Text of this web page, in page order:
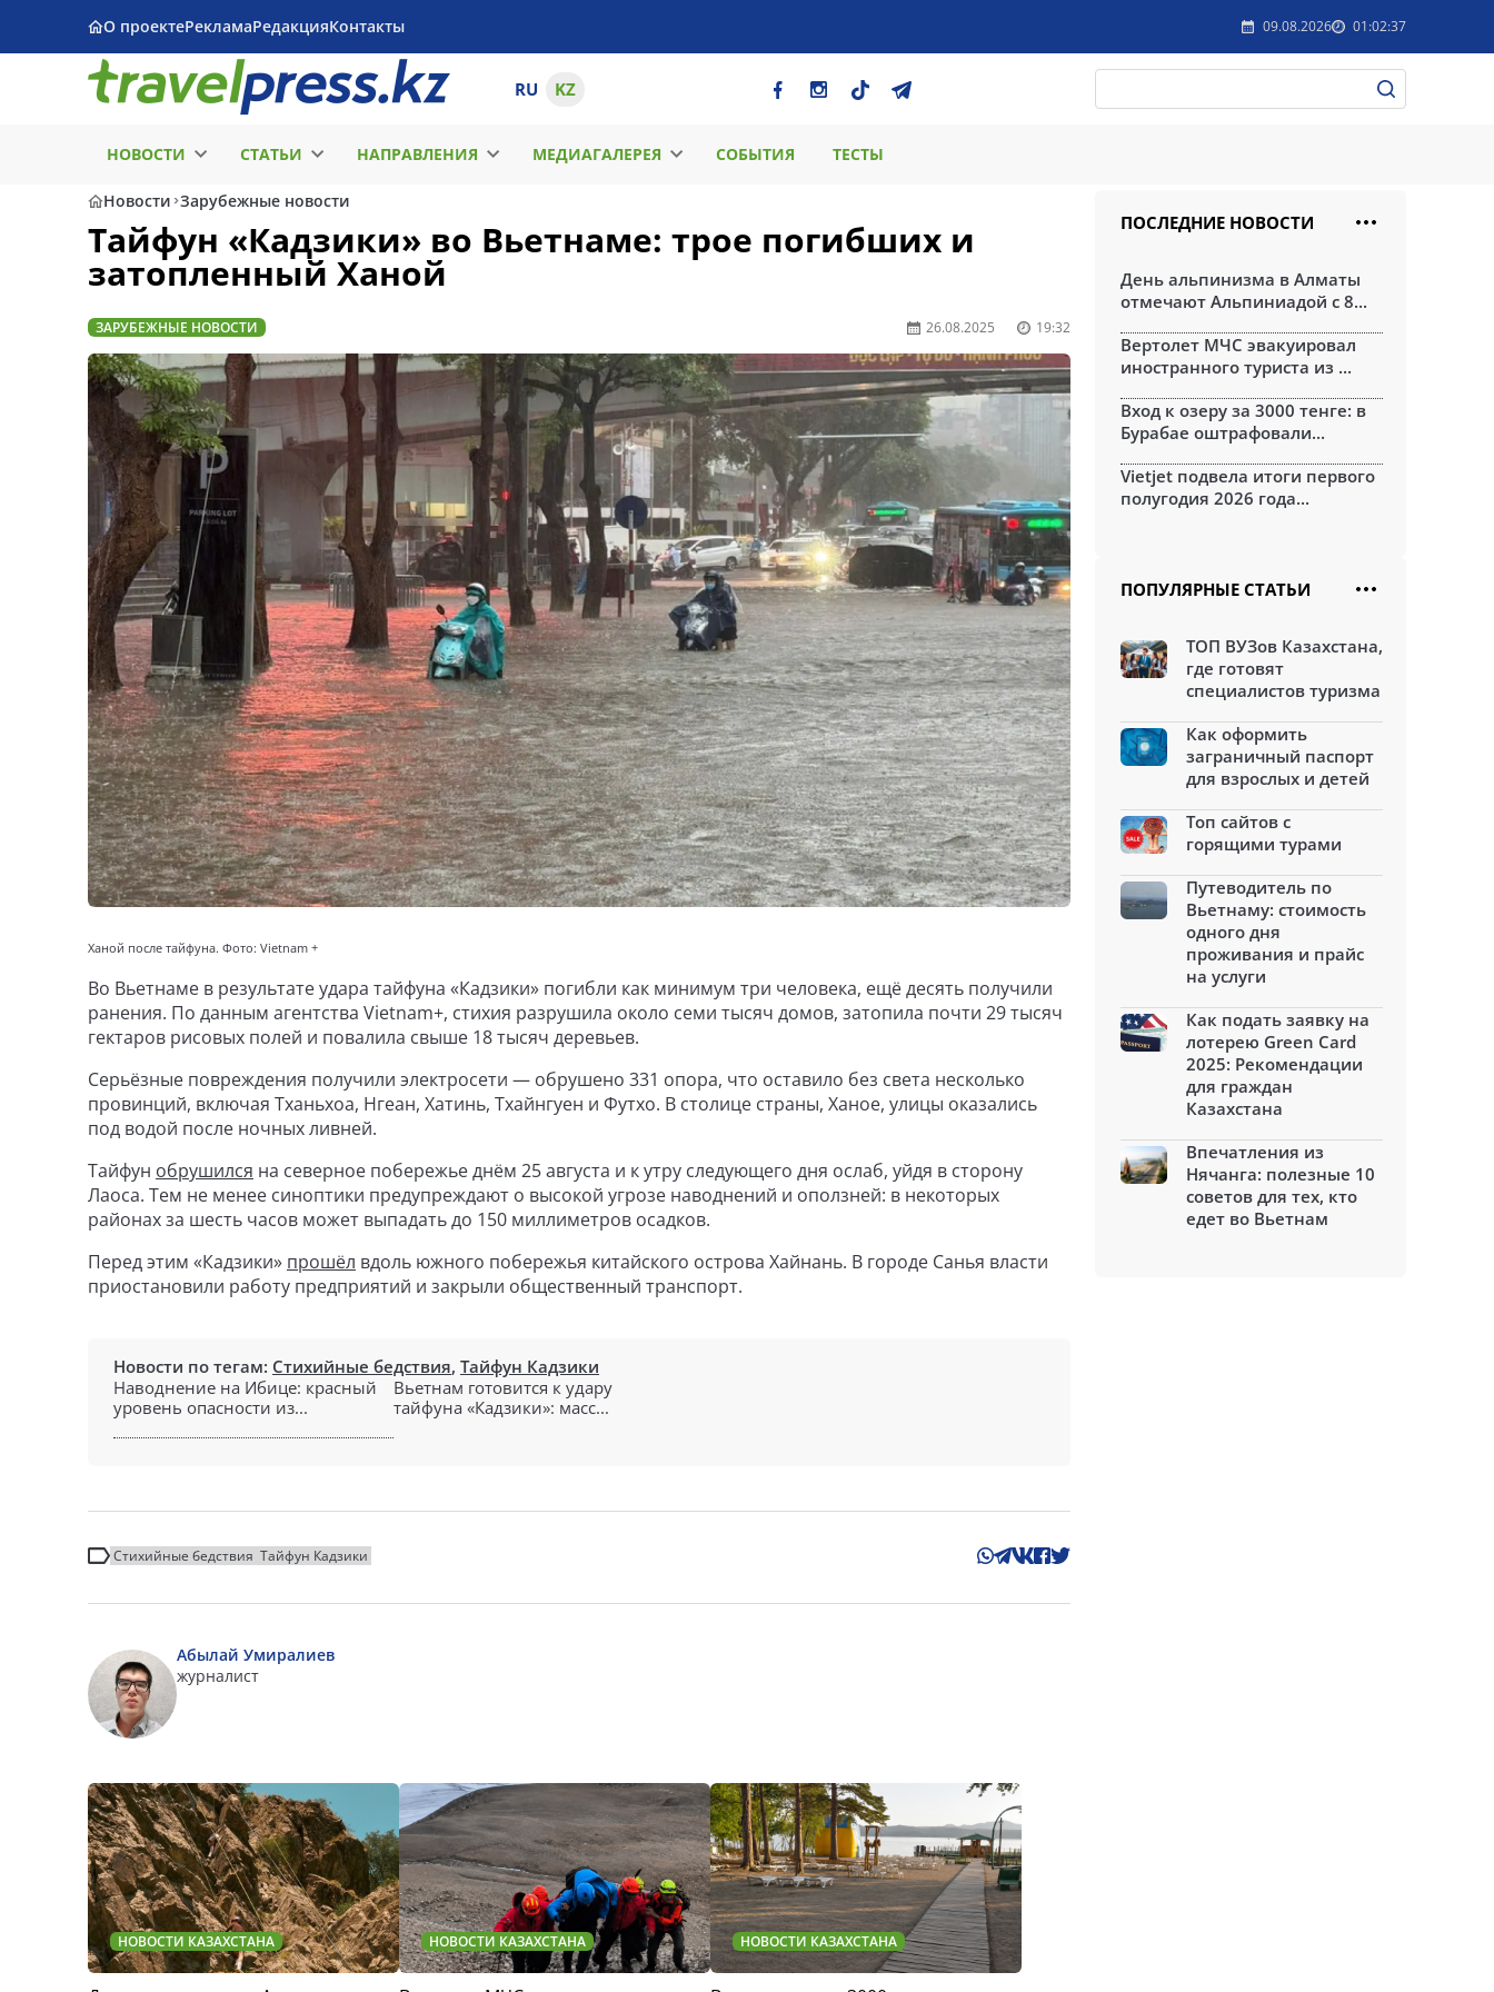
О проектеРекламаРедакцияКонтакты 09.08.2026 01:02:37
RU KZ
НОВОСТИ СТАТЬИ НАПРАВЛЕНИЯ МЕДИАГАЛЕРЕЯ СОБЫТИЯ ТЕСТЫ
Новости Зарубежные новости
Тайфун «Кадзики» во Вьетнаме: трое погибших и
затопленный Ханой
ЗАРУБЕЖНЫЕ НОВОСТИ 26.08.2025 19:32
Ханой после тайфуна. Фото: Vietnam +
Во Вьетнаме в результате удара тайфуна «Кадзики» погибли как минимум три человека, ещё десять получили
ранения. По данным агентства Vietnam+, стихия разрушила около семи тысяч домов, затопила почти 29 тысяч
гектаров рисовых полей и повалила свыше 18 тысяч деревьев.
Серьёзные повреждения получили электросети — обрушено 331 опора, что оставило без света несколько
провинций, включая Тханьхоа, Нгеан, Хатинь, Тхайнгуен и Футхо. В столице страны, Ханое, улицы оказались
под водой после ночных ливней.
Тайфун обрушился на северное побережье днём 25 августа и к утру следующего дня ослаб, уйдя в сторону
Лаоса. Тем не менее синоптики предупреждают о высокой угрозе наводнений и оползней: в некоторых
районах за шесть часов может выпадать до 150 миллиметров осадков.
Перед этим «Кадзики» прошёл вдоль южного побережья китайского острова Хайнань. В городе Санья власти
приостановили работу предприятий и закрыли общественный транспорт.
Новости по тегам: Стихийные бедствия, Тайфун Кадзики
Наводнение на Ибице: красный
уровень опасности из...
Вьетнам готовится к удару
тайфуна «Кадзики»: масс...
Стихийные бедствия Тайфун Кадзики
Абылай Умиралиев
журналист
НОВОСТИ КАЗАХСТАНА НОВОСТИ КАЗАХСТАНА НОВОСТИ КАЗАХСТАНА
ПОСЛЕДНИЕ НОВОСТИ
День альпинизма в Алматы
отмечают Альпиниадой с 8...
Вертолет МЧС эвакуировал
иностранного туриста из ...
Вход к озеру за 3000 тенге: в
Бурабае оштрафовали...
Vietjet подвела итоги первого
полугодия 2026 года...
ПОПУЛЯРНЫЕ СТАТЬИ
ТОП ВУЗов Казахстана,
где готовят
специалистов туризма
Как оформить
заграничный паспорт
для взрослых и детей
Топ сайтов с
горящими турами
Путеводитель по
Вьетнаму: стоимость
одного дня
проживания и прайс
на услуги
Как подать заявку на
лотерею Green Card
2025: Рекомендации
для граждан
Казахстана
Впечатления из
Нячанга: полезные 10
советов для тех, кто
едет во Вьетнам